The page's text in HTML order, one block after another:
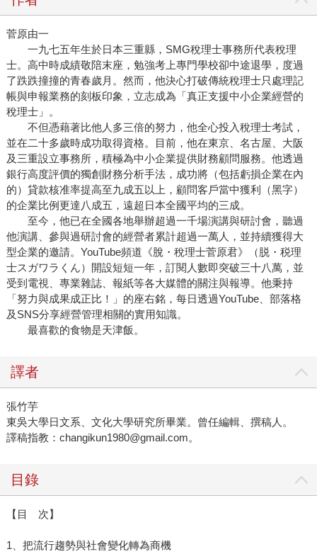
菅原由一
一九七五年生於日本三重縣，SMG稅理士事務所代表稅理
士。高中時成績敬陪末座，勉強考上專門學校卻中途退學，度過
了跌跌撞撞的青春歲月。然而，他決心打破傳統稅理士只處理記
帳與申報業務的刻板印象，立志成為「真正支援中小企業經營的
稅理士」。
不但憑藉著比他人多三倍的努力，他全心投入稅理士考試，
並在二十多歲時成功取得資格。目前，他在東京、名古屋、大阪
及三重設立事務所，積極為中小企業提供財務顧問服務。他透過
銀行高度評價的獨創財務分析手法，成功將（包括虧損企業在內
的）貸款核准率提高至九成五以上，顧問客戶當中獲利（黑字）
的企業比例更達八成五，遠超日本全國平均的三成。
至今，他已在全國各地舉辦超過一千場演講與研討會，聽過
他演講、參與過研討會的經營者累計超過一萬人，並持續獲得大
型企業的邀請。YouTube頻道《脫・稅理士菅原君》（脱・税理
士スガワラくん）開設短短一年，訂閱人數即突破三十八萬，並
受到電視、專業雜誌、報紙等各大媒體的關注與報導。他秉持
「努力與成果成正比！」的座右銘，每日透過YouTube、部落格
及SNS分享經營管理相關的實用知識。
最喜歡的食物是天津飯。
譯者
張竹芋
東吳大學日文系、文化大學研究所畢業。曾任編輯、撰稿人。
譯稿指教：changikun1980@gmail.com。
目錄
【目 次】
1、把流行趨勢與社會變化轉為商機